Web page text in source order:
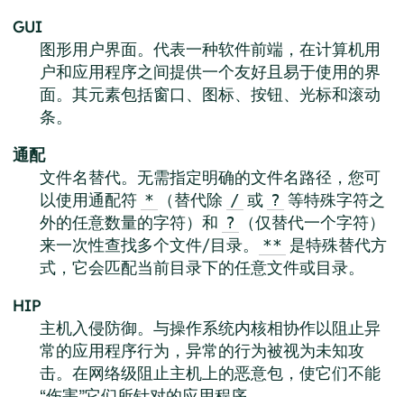
GUI
图形用户界面。代表一种软件前端，在计算机用
户和应用程序之间提供一个友好且易于使用的界
面。其元素包括窗口、图标、按钮、光标和滚动
条。
通配
文件名替代。无需指定明确的文件名路径，您可
以使用通配符 * （替代除 / 或 ? 等特殊字符之
外的任意数量的字符）和 ?
（仅替代一个字符）
来一次性查找多个文件/目录。
** 是特殊替代方
式，它会匹配当前目录下的任意文件或目录。
HIP
主机入侵防御。与操作系统内核相协作以阻止异
常的应用程序行为，异常的行为被视为未知攻
击。在网络级阻止主机上的恶意包，使它们不能